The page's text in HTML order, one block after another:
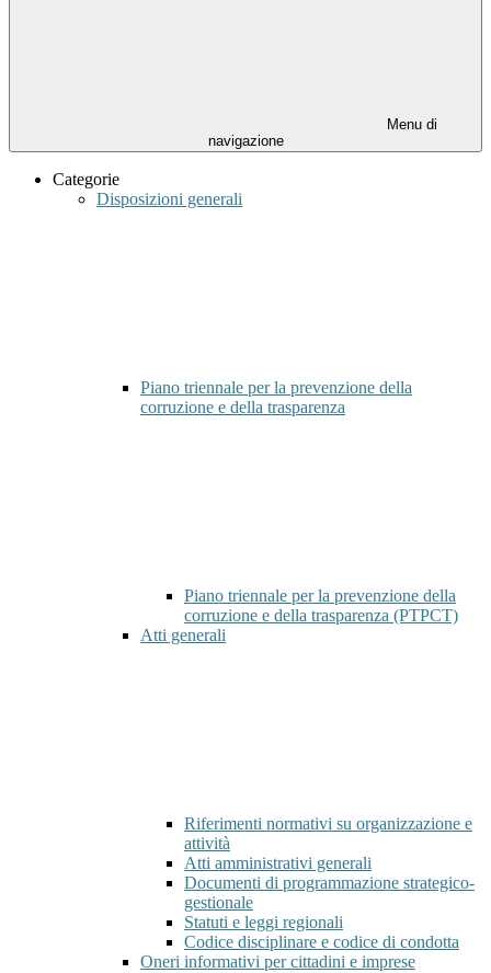
Menu di
navigazione
Categorie
Disposizioni generali
Piano triennale per la prevenzione della
corruzione e della trasparenza
Piano triennale per la prevenzione della
corruzione e della trasparenza (PTPCT)
Atti generali
Riferimenti normativi su organizzazione e
attività
Atti amministrativi generali
Documenti di programmazione strategico-
gestionale
Statuti e leggi regionali
Codice disciplinare e codice di condotta
Oneri informativi per cittadini e imprese